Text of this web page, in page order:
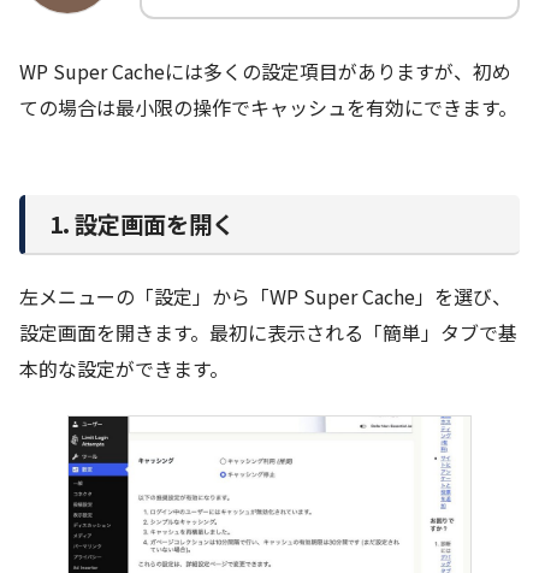
WP Super Cacheには多くの設定項目がありますが、初め
ての場合は最小限の操作でキャッシュを有効にできます。
1. 設定画面を開く
左メニューの「設定」から「WP Super Cache」を選び、
設定画面を開きます。最初に表示される「簡単」タブで基
本的な設定ができます。